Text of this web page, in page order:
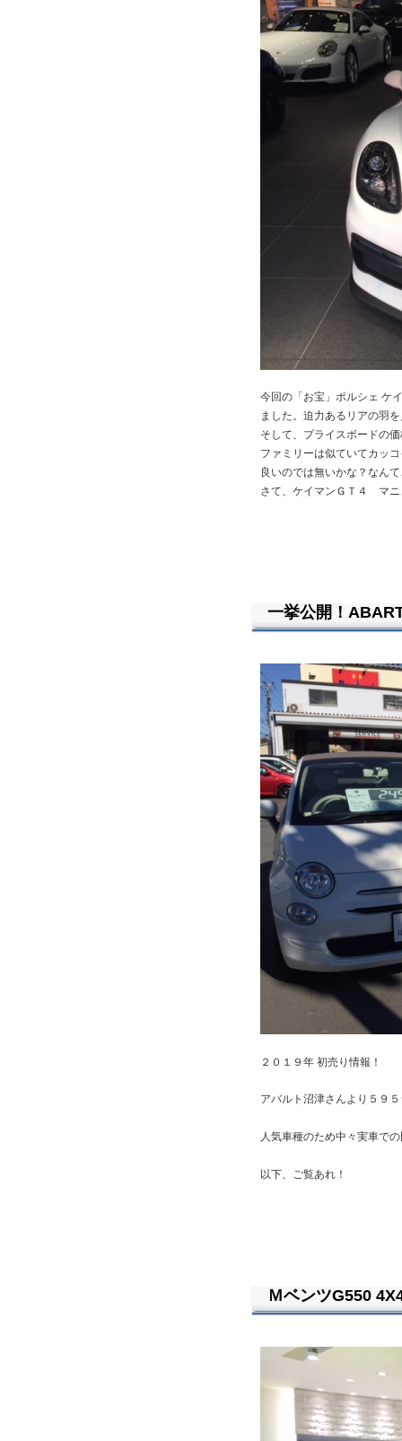
今回の「お宝」ポルシェ ケ
ました。迫力あるリアの羽
そして、プライスボードの
ファミリーは似ていてカッ
良いのでは無いかな？なん
さて、ケイマンＧＴ４ マ
一挙公開！
２０１９年 初売り情報！
アバルト沼津さんより５９
人気車種のため中々実車で
以下、ご覧あれ！
ＭベンツG550